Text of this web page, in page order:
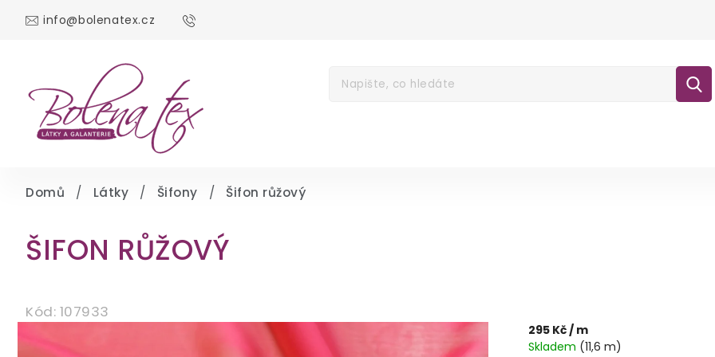
info@bolenatex.cz
Domů / Látky / Šifony / Šifon růžový
ŠIFON RŮŽOVÝ
Kód: 107933
295 Kč/ m
Skladem (11,6 m)